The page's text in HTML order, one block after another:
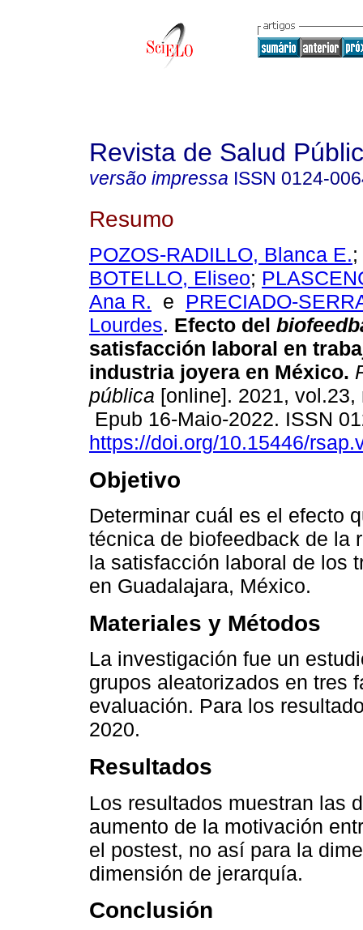
Revista de Salud
versão impressa ISSN 0124-
Resumo
POZOS-RADILLO, Blanca E.;
BOTELLO, Eliseo;
Ana R. e PRECIADO-
Lourdes. Efecto del
satisfacción laboral en
industria joyera en México.
pública [online]. 2021, vol.23,
Epub 16-Maio-2022. ISSN
https://doi.org/10.15446/
Objetivo
Determinar cuál es el efecto
técnica de biofeedback de la
la satisfacción laboral de los
en Guadalajara, México.
Materiales y Métodos
La investigación fue un
grupos aleatorizados en tres
evaluación. Para los
2020.
Resultados
Los resultados muestran las
aumento de la motivación
el postest, no así para la
dimensión de jerarquía.
Conclusión